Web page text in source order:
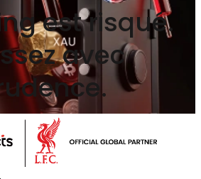
est risqué.
avec